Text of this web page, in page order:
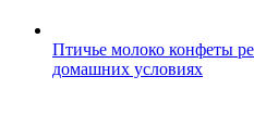
Птичье молоко конфеты
домашних условиях